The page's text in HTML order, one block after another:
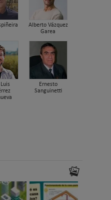
Alberto Vázquez
Garea
Ernesto
Sanguinetti